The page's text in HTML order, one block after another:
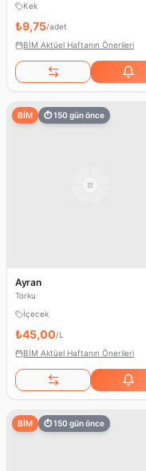
Kek
₺9,75/adet
BİM Aktüel Haftanın Önerileri
BİM ⏱150 gün önce
Ayran
Torku
İçecek
₺45,00/L
BİM Aktüel Haftanın Önerileri
BİM ⏱150 gün önce